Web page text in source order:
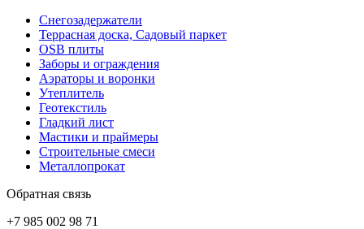
Снегозадержатели
Террасная доска, Садовый паркет
OSB плиты
Заборы и ограждения
Аэраторы и воронки
Утеплитель
Геотекстиль
Гладкий лист
Мастики и праймеры
Строительные смеси
Металлопрокат
Обратная связь
+7 985 002 98 71